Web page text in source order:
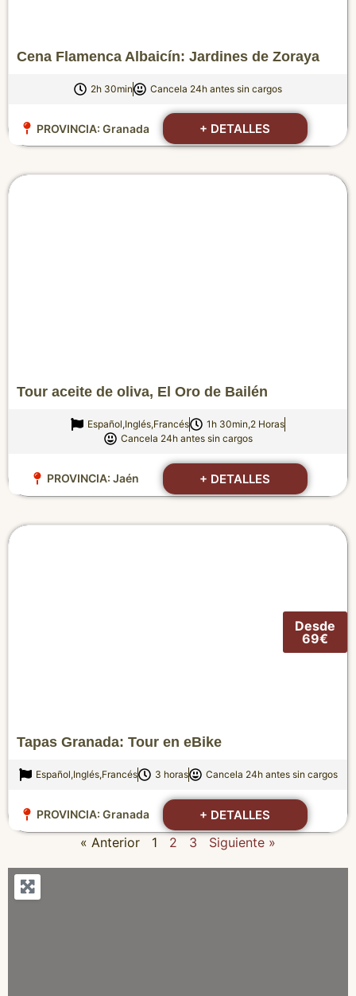
Cena Flamenca Albaicín: Jardines de Zoraya
2h 30min Cancela 24h antes sin cargos
PROVINCIA: Granada + DETALLES
Tour aceite de oliva, El Oro de Bailén
Español,Inglés,Francés
1h 30min,2 Horas
Cancela 24h antes sin cargos
PROVINCIA: Jaén + DETALLES
Desde
69€
Tapas Granada: Tour en eBike
Español,Inglés,Francés 3 horas Cancela 24h antes sin cargos
PROVINCIA: Granada + DETALLES
« Anterior 1 2 3 Siguiente »